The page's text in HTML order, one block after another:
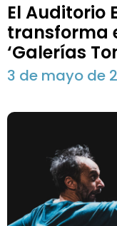
El Auditorio
transforma
‘Galerías
3 de mayo de